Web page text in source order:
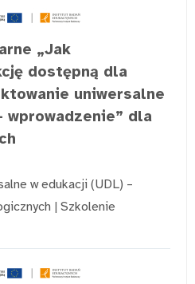
„Jak
dostępną dla
uniwersalne
wprowadzenie” dla
w edukacji (UDL) –
| Szkolenie